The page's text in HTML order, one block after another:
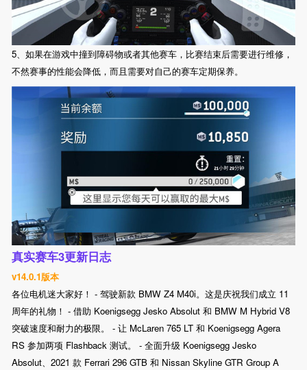
5、如果在游戏中撞到障碍物或者其他赛车，比赛结束后需要进行维修，
不然赛事的性能会降低，而且需要对自己的赛车定期保养。
真实赛车3更新日志
v14.0.1版本
各位电机迷大家好！ - 驾驶新款 BMW Z4 M40i。这是庆祝我们成立 11
周年的礼物！ - 借助 Koenigsegg Jesko Absolut 和 BMW M Hybrid V8
突破速度和耐力的极限。 - 让 McLaren 765 LT 和 Koenigsegg Agera
RS 参加两项 Flashback 测试。 - 全面升级 Koenigsegg Jesko
Absolut、2021 款 Ferrari 296 GTB 和 Nissan Skyline GTR Group A